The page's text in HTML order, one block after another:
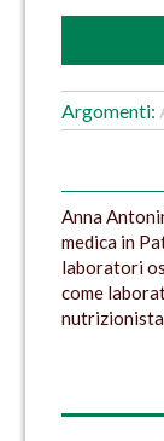
Argomenti:
Anna
medica in
laboratori
come